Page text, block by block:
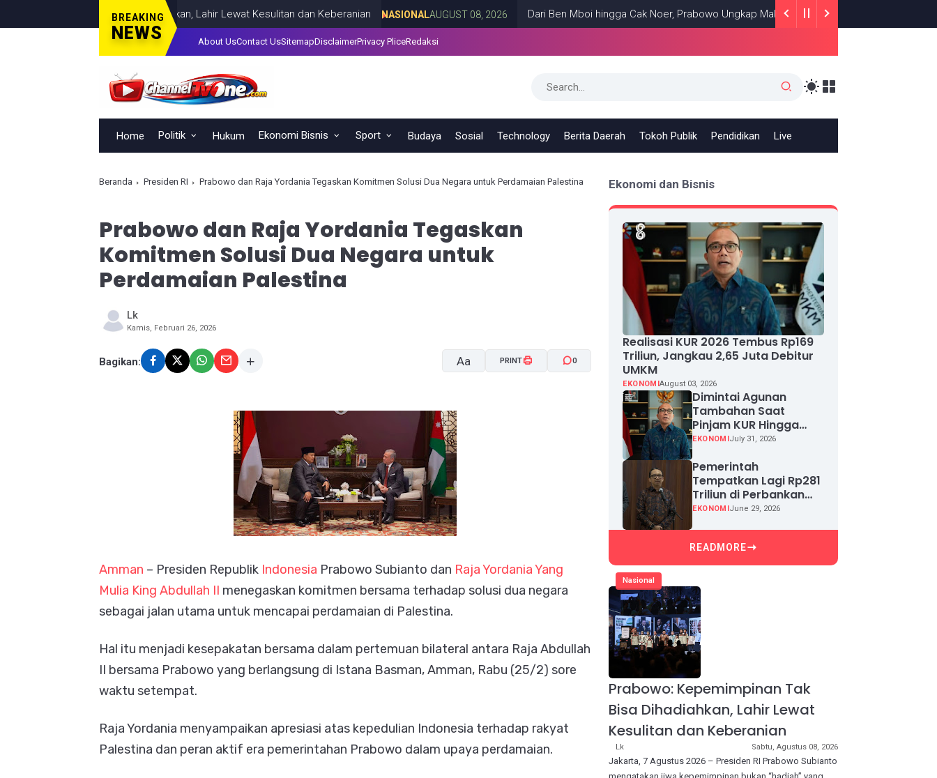
BREAKING
NEWS
Tak Bisa Dihadiahkan, Lahir Lewat Kesulitan dan Keberanian NASIONAL AUGUST 08, 2026 Dari Ben Mboi hingga Cak Noer, Prabowo Ungkap Makna Kepemimpinan: Bekerja, Cintai Rakyat &
About UsContact UsSitemapDisclaimerPrivacy PliceRedaksi
Home Politik Hukum Ekonomi Bisnis Sport Budaya Sosial Technology Berita Daerah Tokoh Publik Pendidikan Live
Beranda Presiden RI Prabowo dan Raja Yordania Tegaskan Komitmen Solusi Dua Negara untuk Perdamaian Palestina
Prabowo dan Raja Yordania Tegaskan
Komitmen Solusi Dua Negara untuk
Perdamaian Palestina
Lk
Kamis, Februari 26, 2026
Bagikan: Aa PRINT 0
Amman – Presiden Republik Indonesia Prabowo Subianto dan Raja Yordania Yang
Mulia King Abdullah II menegaskan komitmen bersama terhadap solusi dua negara
sebagai jalan utama untuk mencapai perdamaian di Palestina.
Hal itu menjadi kesepakatan bersama dalam pertemuan bilateral antara Raja Abdullah
II bersama Prabowo yang berlangsung di Istana Basman, Amman, Rabu (25/2) sore
waktu setempat.
Raja Yordania menyampaikan apresiasi atas kepedulian Indonesia terhadap rakyat
Palestina dan peran aktif era pemerintahan Prabowo dalam upaya perdamaian.
Ekonomi dan Bisnis
Realisasi KUR 2026 Tembus Rp169
Triliun, Jangkau 2,65 Juta Debitur
UMKM
EKONOMIAugust 03, 2026
Dimintai Agunan
Tambahan Saat
Pinjam KUR Hingga
Rp100 Juta, Segera
EKONOMI July 31, 2026
Pemerintah
Tempatkan Lagi Rp281
Triliun di Perbankan
demi Jaga Likuiditas
EKONOMI June 29, 2026
READMORE
Nasional
Prabowo: Kepemimpinan Tak
Bisa Dihadiahkan, Lahir Lewat
Kesulitan dan Keberanian
Lk Sabtu, Agustus 08, 2026
Jakarta, 7 Agustus 2026 – Presiden RI Prabowo Subianto